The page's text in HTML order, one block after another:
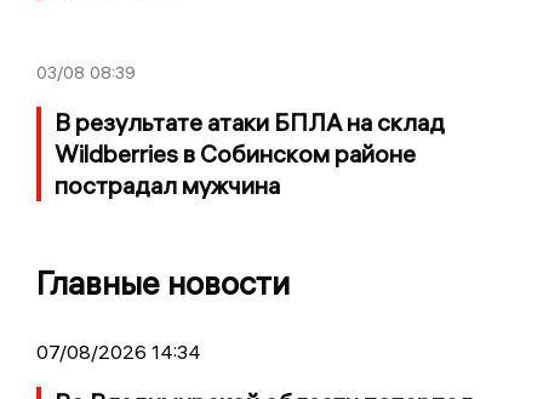
03/08 08:39
В результате атаки БПЛА на склад
Wildberries в Собинском районе
пострадал мужчина
Главные новости
07/08/2026 14:34